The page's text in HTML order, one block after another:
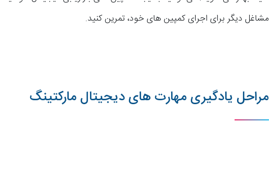
مشاغل دیگر برای اجرای کمپین های خود، تمرین کنید.
مراحل یادگیری مهارت های دیجیتال مارکتینگ